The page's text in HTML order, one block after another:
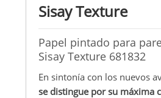
Sisay Texture
Papel pintado para
Sisay Texture 681832
En sintonía con los nuevos
se distingue por su máxima